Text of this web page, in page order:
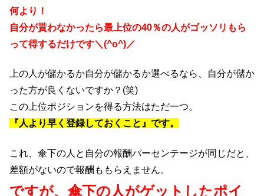
何より！
自分が貰わなかったら最上位の40％の人がゴッソリもら
って得するだけです＼(^o^)／
上の人が儲かるか自分が儲かるか選べるなら、自分が儲か
った方が良くないですか？(笑)
この上位ポジションを得る方法はただ一つ。
『人より早く登録しておくこと』です。
これ、傘下の人と自分の報酬パーセンテージが同じだと、
差額がないので報酬ももらえません。
ですが、傘下の人がゲットしたポイ